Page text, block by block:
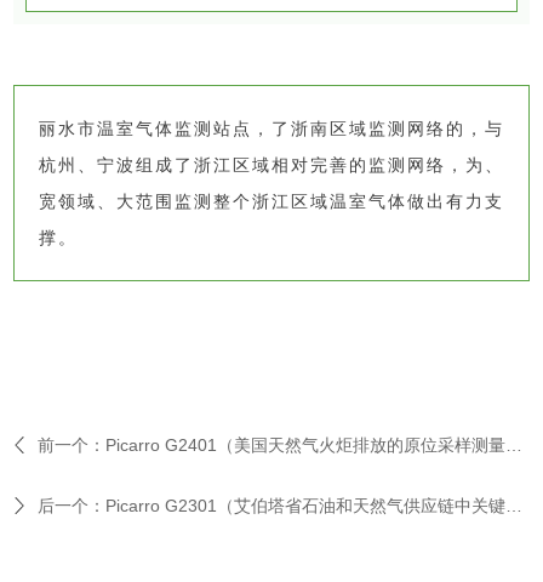
丽水市温室气体监测站点，了浙南区域监测网络的，与
杭州、宁波组成了浙江区域相对完善的监测网络，为、
宽领域、大范围监测整个浙江区域温室气体做出有力支
撑。
前一个： Picarro G2401（美国天然气火炬排放的原位采样测量揭示氮氧化物排放特征）
后一个： Picarro G2301（艾伯塔省石油和天然气供应链中关键设施甲烷排放量的直接测量）